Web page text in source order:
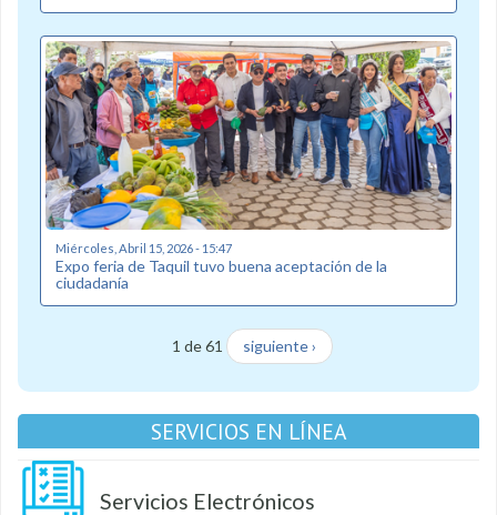
Miércoles, Abril 15, 2026 - 15:47
Expo feria de Taquil tuvo buena aceptación de la
ciudadanía
1 de 61 siguiente ›
SERVICIOS EN LÍNEA
Servicios Electrónicos